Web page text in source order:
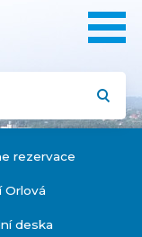
rezervace
Orlová
deska